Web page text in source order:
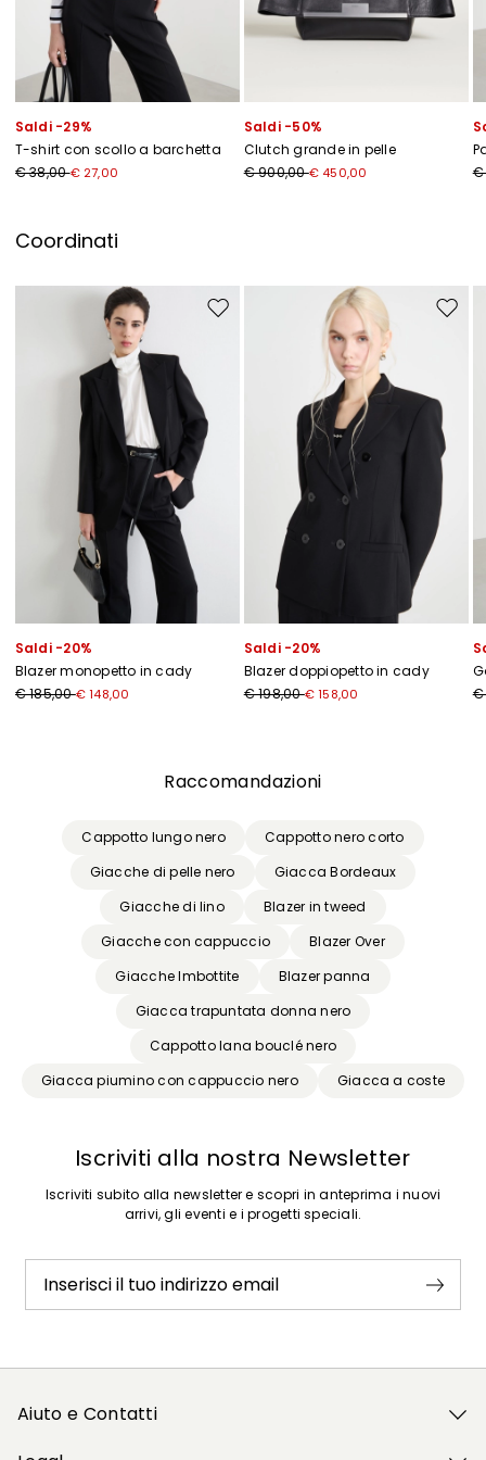
Saldi -29%
T-shirt con scollo a barchetta
€ 38,00€ 27,00
Saldi -50%
Clutch grande in pelle
€ 900,00€ 450,00
€
Coordinati
Sposta nella wishlist
Saldi -20%
Blazer monopetto in cady
€ 185,00€ 148,00
Saldi -20%
Blazer doppiopetto in cady
€ 198,00€ 158,00
€
Raccomandazioni
Cappotto lungo nero
Cappotto nero corto
Giacche di pelle nero
Giacca Bordeaux
Giacche di lino
Blazer in tweed
Giacche con cappuccio
Blazer Over
Giacche Imbottite
Blazer panna
Giacca trapuntata donna nero
Cappotto lana bouclé nero
Giacca piumino con cappuccio nero
Giacca a coste
Iscriviti alla nostra Newsletter
Iscriviti subito alla newsletter e scopri in anteprima i nuovi
arrivi, gli eventi e i progetti speciali.
Inserisci il tuo indirizzo email
Aiuto e Contatti